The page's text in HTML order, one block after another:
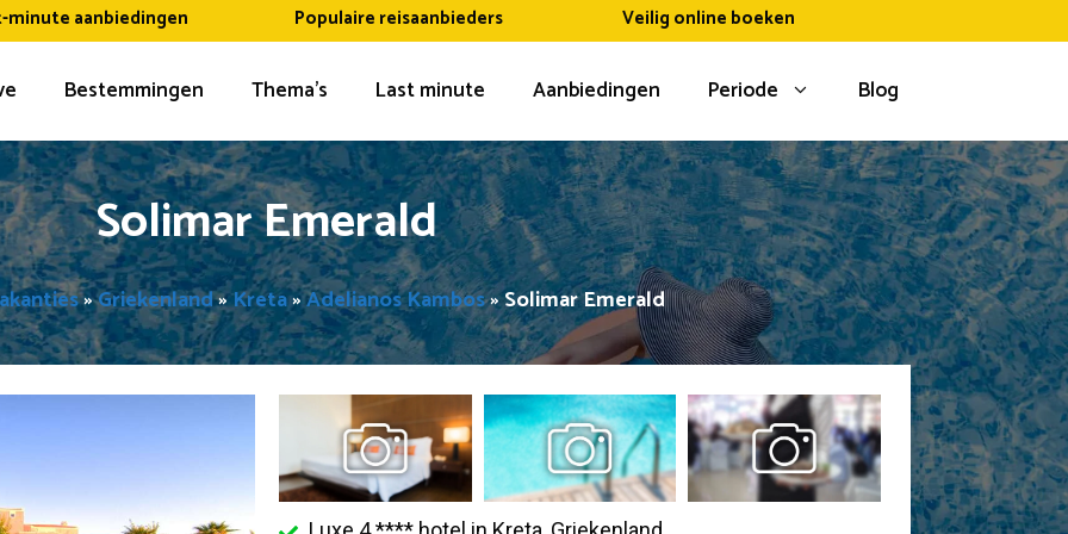
minute aanbiedingen Populaire reisaanbieders Veilig online boeken
Bestemmingen Thema’s Last minute Aanbiedingen Periode Blog
Solimar Emerald
»Griekenland»Kreta»Adelianos Kambos»Solimar Emerald